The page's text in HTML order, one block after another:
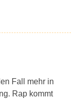
Fall mehr in
Rap kommt